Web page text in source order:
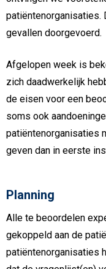
patiëntenorganisaties.
gevallen doorgevoerd.
Afgelopen week is
zich daadwerkelijk
de eisen voor een
soms ook
patiëntenorganisaties
geven dan in eerste
Planning
Alle te beoordelen
gekoppeld aan de
patiëntenorganisaties